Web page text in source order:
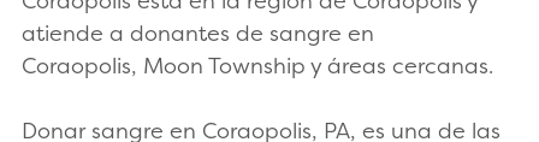
atiende a donantes de sangre en
Coraopolis, Moon Township y áreas cercanas.
Donar sangre en Coraopolis, PA, es una de las